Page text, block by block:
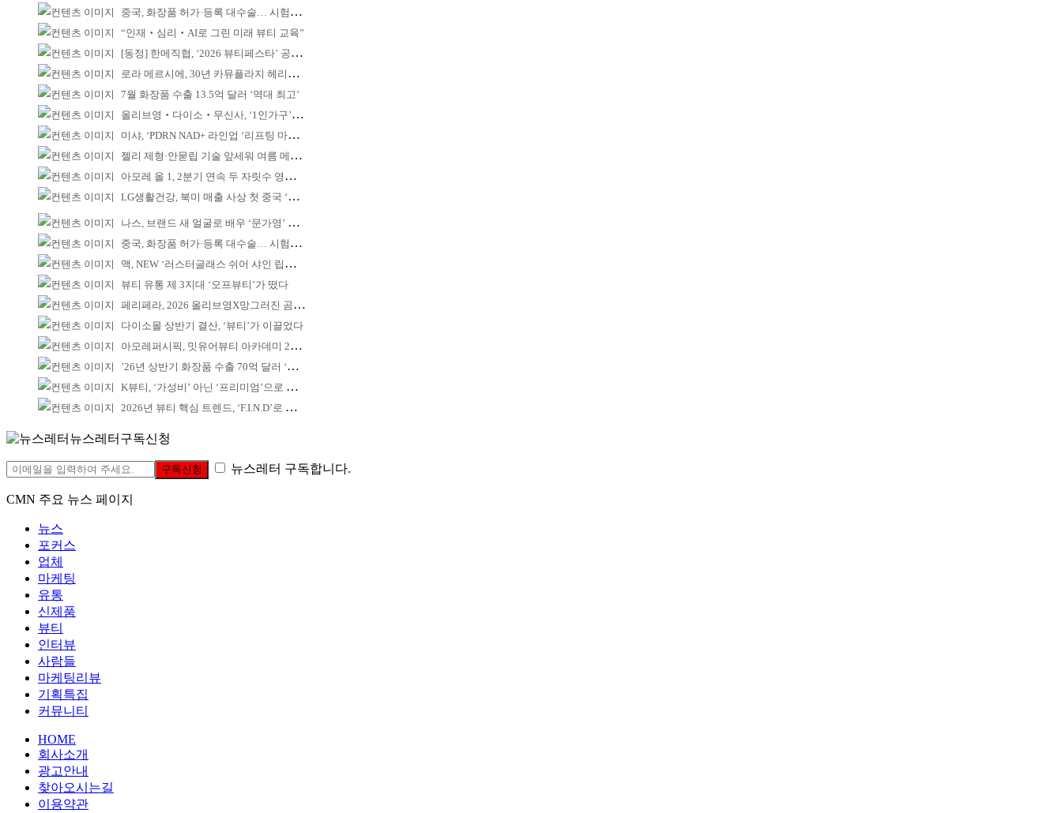
중국, 화장품 허가·등록 대수술… 시험자료 공용 허용
“인재‧심리‧AI로 그린 미래 뷰티 교육”
[동정] 한메직협, ‘2026 뷰티페스타’ 공동 주최
로라 메르시에, 30년 카뮤플라지 헤리티지 담아
7월 화장품 수출 13.5억 달러 ‘역대 최고’
올리브영‧다이소‧무신사, ‘1인가구’가 이끈다
미샤, ‘PDRN NAD+ 라인업 ‘리프팅 마스크’ 출시
젤리 제형·안묻립 기술 앞세워 여름 메이크업 시장 공략
아모레 올 1, 2분기 연속 두 자릿수 영업이익률 기록
LG생활건강, 북미 매출 사상 첫 중국 ‘추월’
나스, 브랜드 새 얼굴로 배우 ‘문가영’ 발탁
중국, 화장품 허가·등록 대수술… 시험자료 공용 허용
맥, NEW ‘러스터글래스 쉬어 샤인 립스틱’ 출시
뷰티 유통 제 3지대 ‘오프뷰티’가 떴다
페리페라, 2026 올리브영X망그러진 곰 콜라보
다이소몰 상반기 결산, ‘뷰티’가 이끌었다
아모레퍼시픽, 밋유어뷰티 아카데미 2기 발대식
’26년 상반기 화장품 수출 70억 달러 ‘역대 최고’
K뷰티, ‘가성비’ 아닌 ‘프리미엄’으로 승부걸어야
2026년 뷰티 핵심 트렌드, ‘F.I.N.D’로 읽는다
뉴스레터구독신청
구독신청 뉴스레터 구독합니다.
CMN 주요 뉴스 페이지
뉴스
포커스
업체
마케팅
유통
신제품
뷰티
인터뷰
사람들
마케팅리뷰
기획특집
커뮤니티
HOME
회사소개
광고안내
찾아오시는길
이용약관